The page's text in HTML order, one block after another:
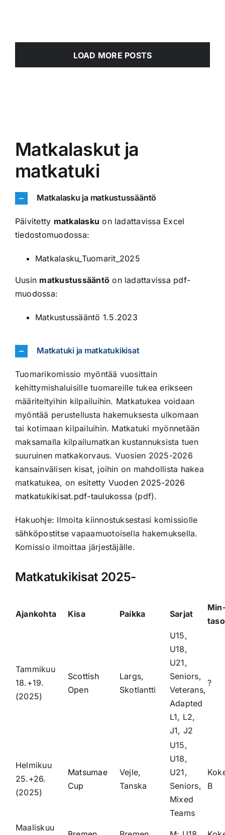
LOAD MORE POSTS
Matkalaskut ja
matkatuki
Matkalasku ja matkustussääntö
Päivitetty matkalasku on ladattavissa Excel
tiedostomuodossa:
Matkalasku_Tuomarit_2025
Uusin matkustussääntö on ladattavissa pdf-
muodossa:
Matkustussääntö 1.5.2023
Matkatuki ja matkatukikisat
Tuomarikomissio myöntää vuosittain
kehittymishaluisille tuomareille tukea erikseen
määriteltyihin kilpailuihin. Matkatukea voidaan
myöntää perustellusta hakemuksesta ulkomaan
tai kotimaan kilpailuihin. Matkatuki myönnetään
maksamalla kilpailumatkan kustannuksista tuen
suuruinen matkakorvaus. Vuosien 2025-2026
kansainvälisen kisat, joihin on mahdollista hakea
matkatukea, on esitetty Vuoden 2025-2026
matkatukikisat.pdf-taulukossa (pdf).
Hakuohje: Ilmoita kiinnostuksestasi komissiolle
sähköpostitse vapaamuotoisella hakemuksella.
Komissio ilmoittaa järjestäjälle.
Matkatukikisat 2025-
Ajankohta Kisa Paikka Sarjat
taso
Tammikuu
18.+19.
(2025)
Scottish
Open
Largs,
Skotlantti
U15,
U18,
U21,
Seniors,
Veterans,
Adapted
L1, L2,
J1, J2
?
Helmikuu
25.+26.
(2025)
Matsumae
Cup
Vejle,
Tanska
U15,
U18,
U21,
Seniors,
Mixed
Teams
B
Maaliskuu